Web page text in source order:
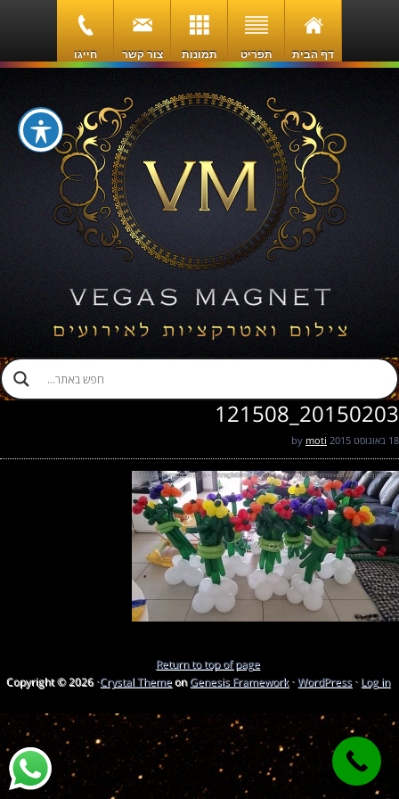
דף הבית תפריט תמונות צור קשר חייגו
20150203_121508
18 באוגוסט 2015 moti
Return to top of page
Copyright © 2026 ·Crystal ThemeonGenesis Framework·WordPress· Log in